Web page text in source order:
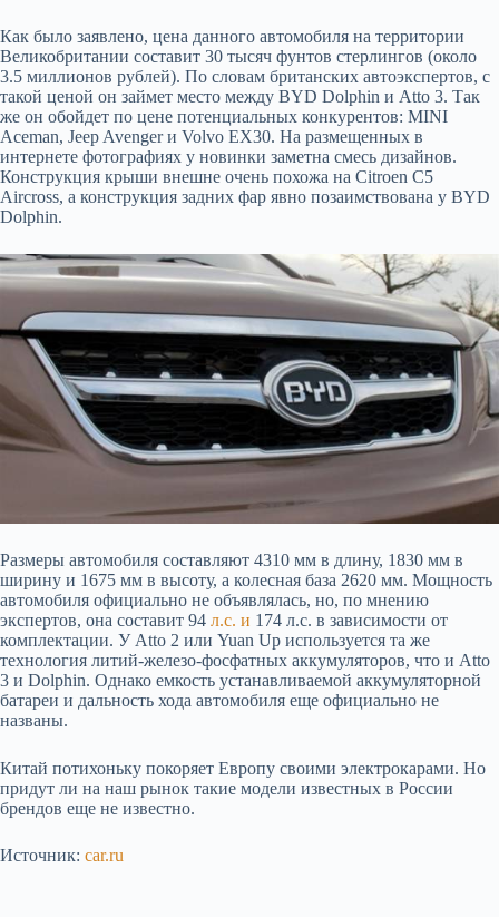
Как было заявлено, цена данного автомобиля на территории
Великобритании составит 30 тысяч фунтов стерлингов (около
3.5 миллионов рублей). По словам британских автоэкспертов, с
такой ценой он займет место между BYD Dolphin и Atto 3. Так
же он обойдет по цене потенциальных конкурентов: MINI
Aceman, Jeep Avenger и Volvo EX30. На размещенных в
интернете фотографиях у новинки заметна смесь дизайнов.
Конструкция крыши внешне очень похожа на Citroen C5
Aircross, а конструкция задних фар явно позаимствована у BYD
Dolphin.
Размеры автомобиля составляют 4310 мм в длину, 1830 мм в
ширину и 1675 мм в высоту, а колесная база 2620 мм. Мощность
автомобиля официально не объявлялась, но, по мнению
экспертов, она составит 94 л.с. и 174 л.с. в зависимости от
комплектации. У Atto 2 или Yuan Up используется та же
технология литий-железо-фосфатных аккумуляторов, что и Atto
3 и Dolphin. Однако емкость устанавливаемой аккумуляторной
батареи и дальность хода автомобиля еще официально не
названы.
Китай потихоньку покоряет Европу своими электрокарами. Но
придут ли на наш рынок такие модели известных в России
брендов еще не известно.
Источник: car.ru